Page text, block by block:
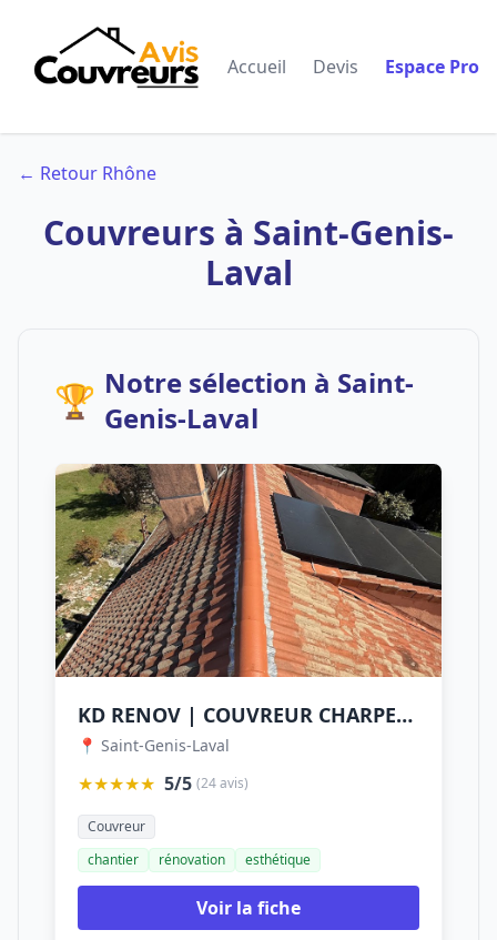
Accueil Devis Espace Pro
← Retour Rhône
Couvreurs à Saint-Genis-
Laval
🏆 Notre sélection à Saint-
Genis-Laval
KD RENOV | COUVREUR CHARPENTE ZINGUERIE
📍 Saint-Genis-Laval
★★★★★ 5/5 (24 avis)
Couvreur
chantier
rénovation esthétique
Voir la fiche